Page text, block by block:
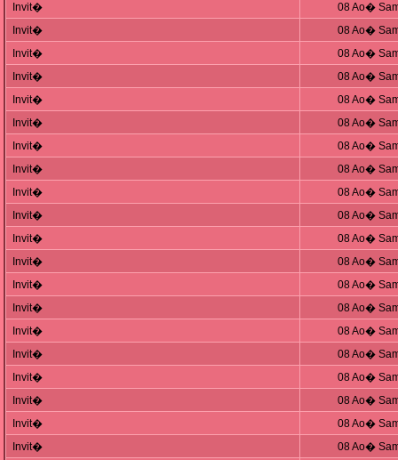
Invit�
08 Ao�
Invit�
08 Ao�
Invit�
08 Ao�
Invit�
08 Ao�
Invit�
08 Ao�
Invit�
08 Ao�
Invit�
08 Ao�
Invit�
08 Ao�
Invit�
08 Ao�
Invit�
08 Ao�
Invit�
08 Ao�
Invit�
08 Ao�
Invit�
08 Ao�
Invit�
08 Ao�
Invit�
08 Ao�
Invit�
08 Ao�
Invit�
08 Ao�
Invit�
08 Ao�
Invit�
08 Ao�
Invit�
08 Ao�